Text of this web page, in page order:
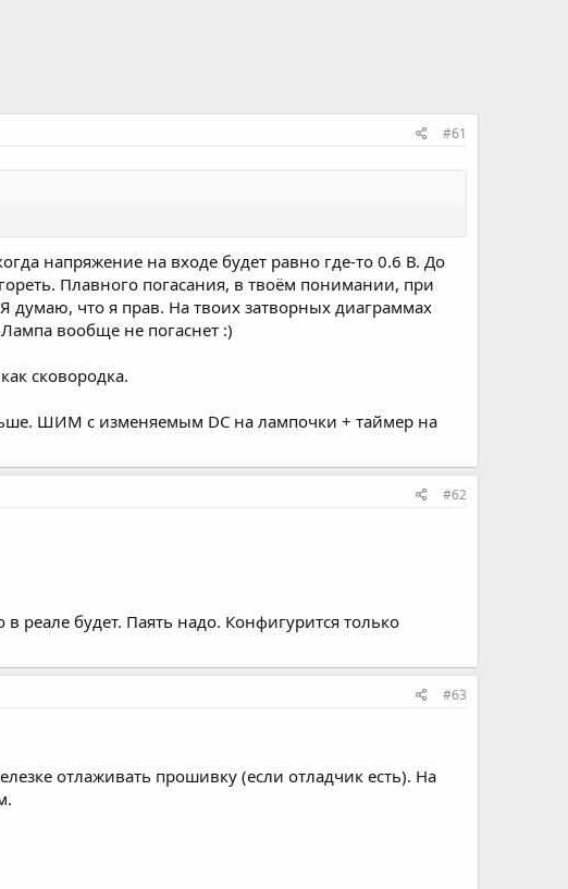
#61
напряжение на входе будет равно где-то 0.6 В. До
Плавного погасания, в твоём понимании, при
думаю, что я прав. На твоих затворных диаграммах
вообще не погаснет :)
сковородка.
ШИМ с изменяемым DC на лампочки + таймер на
#62
будет. Паять надо. Конфигурится только
#63
отлаживать прошивку (если отладчик есть). На